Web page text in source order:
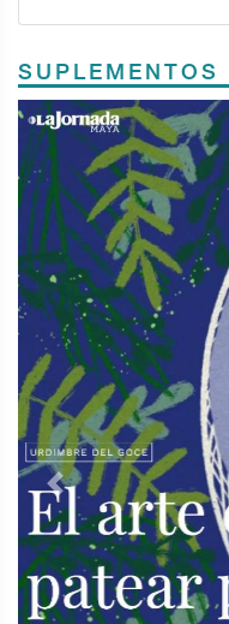
SUPLEMENTOS
Previous